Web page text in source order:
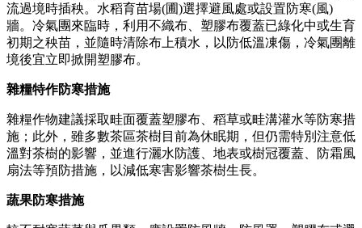
流過境時插秧。水稻育苗場(圃)選擇避風處或設置防寒(風)
牆。冷氣團來臨時，利用不織布、塑膠布覆蓋已綠化中或生育
初期之秧苗，並隨時清除布上積水，以防低溫凍傷，冷氣團離
境後宜立即掀開塑膠布。
雜糧特作防寒措施
雜糧作物建議採取畦面覆蓋塑膠布、稻草或畦溝灌水等防寒措
施；此外，雖多數茶區茶樹目前為休眠期，但仍需特別注意低
溫對茶樹的影響，並進行灑水防護、地表或樹冠覆蓋、防霜風
扇法等預防措施，以減低寒害影響茶樹生長。
蔬果防寒措施